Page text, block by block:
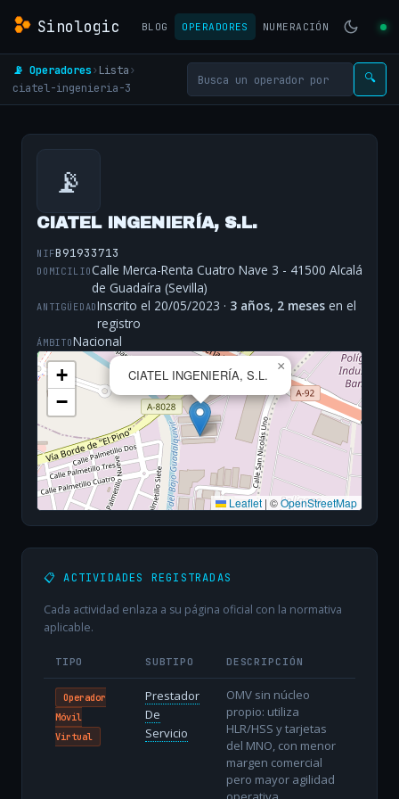
Sinologic BLOG OPERADORES NUMERACIÓN
📡 Operadores› Lista›
ciatel-ingenieria-3
🔍
📡
CIATEL INGENIERÍA, S.L.
NIFB91933713
DOMICILIOCalle Merca-Renta Cuatro Nave 3 - 41500 Alcalá
de Guadaíra (Sevilla)
ANTIGÜEDADInscrito el 20/05/2023 · 3 años, 2 meses en el
registro
ÁMBITONacional
CIATEL INGENIERÍA, S.L.
×
+
−
Leaflet | ©OpenStreetMap
📋 ACTIVIDADES REGISTRADAS
Cada actividad enlaza a su página oficial con la normativa
aplicable.
TIPO SUBTIPO DESCRIPCIÓN
Operador
Móvil
Virtual
Prestador
De
Servicio
OMV sin núcleo
propio: utiliza
HLR/HSS y tarjetas
del MNO, con menor
margen comercial
pero mayor agilidad